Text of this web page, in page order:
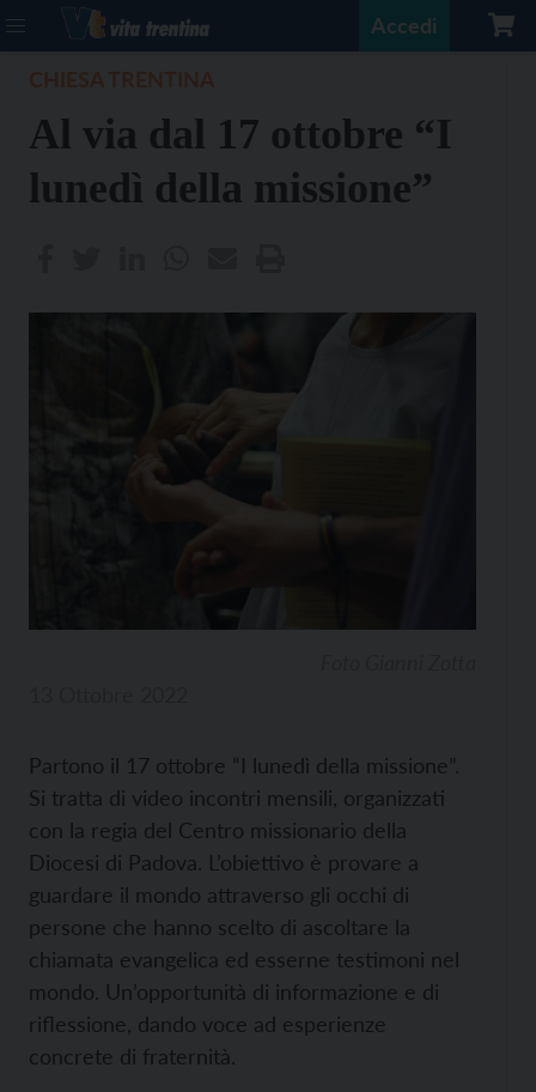
Accedi
Al via dal 17 ottobre “I
lunedì della missione”
Partono il 17 ottobre “I lunedì della missione”.
Si tratta di video incontri mensili, organizzati
con la regia del Centro missionario della
Diocesi di Padova. L’obiettivo è provare a
guardare il mondo attraverso gli occhi di
persone che hanno scelto di ascoltare la
chiamata evangelica ed esserne testimoni nel
mondo. Un’opportunità di informazione e di
riflessione, dando voce ad esperienze
concrete di fraternità.